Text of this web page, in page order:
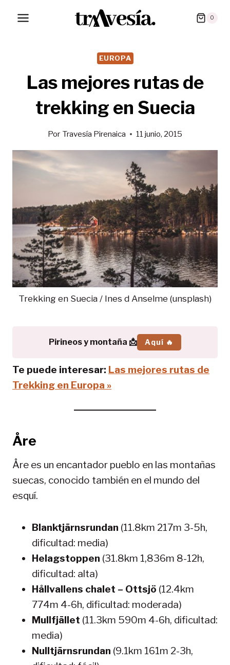
0
EUROPA
Las mejores rutas de
trekking en Suecia
Por Travesía Pirenaica 11 junio, 2015
Trekking en Suecia / Ines d Anselme (unsplash)
Pirineos y montaña 📩 Aquí 🔥
Te puede interesar: Las mejores rutas de
Trekking en Europa »
Åre
Åre es un encantador pueblo en las montañas
suecas, conocido también en el mundo del
esquí.
Blanktjärnsrundan (11.8km 217m 3-5h,
dificultad: media)
Helagstoppen (31.8km 1,836m 8-12h,
dificultad: alta)
Hållvallens chalet – Ottsjö (12.4km
774m 4-6h, dificultad: moderada)
Mullfjället (11.3km 590m 4-6h, dificultad:
media)
Nulltjärnsrundan (9.1km 161m 2-3h,